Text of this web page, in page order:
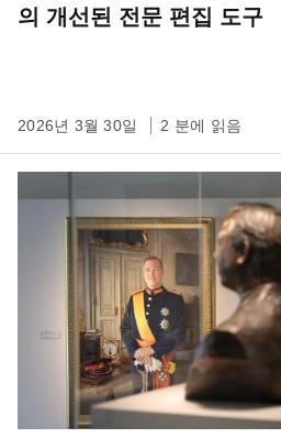
의 개선된 전문 편집 도구
2026년 3월 30일 2 분에 읽음